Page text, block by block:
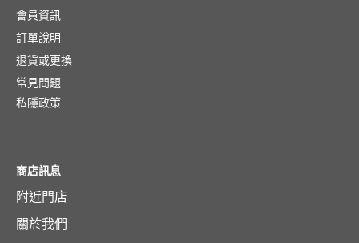
會員資訊
訂單說明
退貨或更換
常見問題
私隱政策
商店訊息
附近門店
關於我們